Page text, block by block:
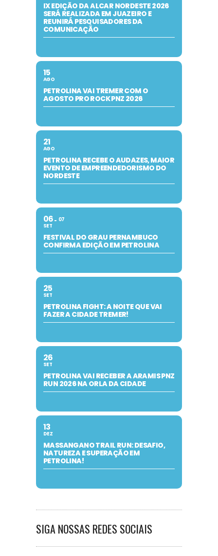
IX EDIÇÃO DA ALCAR NORDESTE 2026
SERÁ REALIZADA EM JUAZEIRO E
REUNIRÁ PESQUISADORES DA
COMUNICAÇÃO
15
AGO
PETROLINA VAI TREMER COM O
AGOSTO PRO ROCK PNZ 2026
21
AGO
PETROLINA RECEBE O AUDAZES, MAIOR
EVENTO DE EMPREENDEDORISMO DO
NORDESTE
06
SET
07
FESTIVAL DO GRAU PERNAMBUCO
CONFIRMA EDIÇÃO EM PETROLINA
25
SET
PETROLINA FIGHT: A NOITE QUE VAI
FAZER A CIDADE TREMER!
26
SET
PETROLINA VAI RECEBER A ARAMIS PNZ
RUN 2026 NA ORLA DA CIDADE
13
DEZ
MASSANGANO TRAIL RUN: DESAFIO,
NATUREZA E SUPERAÇÃO EM
PETROLINA!
SIGA NOSSAS REDES SOCIAIS